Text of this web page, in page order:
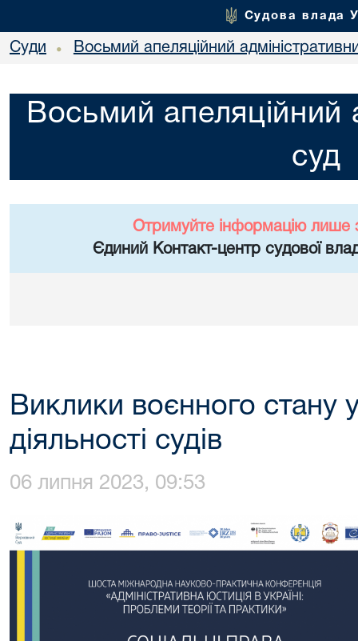
Судова влада
Суди • Восьмий апеляційний
Восьмий апеляційний
суд
Отримуйте інформацію лише
Єдиний Контакт-центр судової
Виклики воєнного стану
діяльності судів
06 липня 2023, 09:53